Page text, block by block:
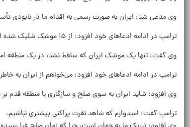
وی مدعی شد: ایران به صورت رسمی به اقدام ما در نابودی
ترامپ در ادامه ادعاهای خود افزود: از ۱۵ موشک شلیک شده ایران، ۱۳ فروند از آنها ساقط شد.
وی گفت: تنها یک موشک ایران که ساقط نشد، در یک منطقه
ترامپ در ادامه ادعاهای خود افزود: می‌خواهم از ایران به
وی افزود: شاید ایران به سوی صلح و سازگاری با منطقه قدم
ترامپ گفت: امیدوارم که شاهد نفرت پراکنی بیشتری نباشیم.